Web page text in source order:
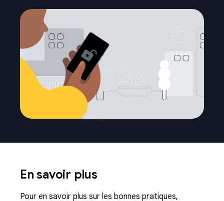
En savoir plus
Pour en savoir plus sur les bonnes pratiques,